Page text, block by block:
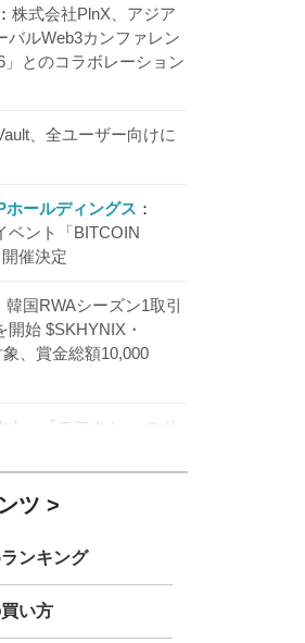
株式会社PlnX、アジア
バルWeb3カンファレン
」とのコラボレーション
、全ユーザー向けに
ールディングス
ベント「BITCOIN
催決定
韓国RWAシーズン1取引
開始 $SKHYNIX・
、賞金総額10,000
「モアクト」 のポ
加
ン「JPYSC」徹底解
ツ
ンキング
い方